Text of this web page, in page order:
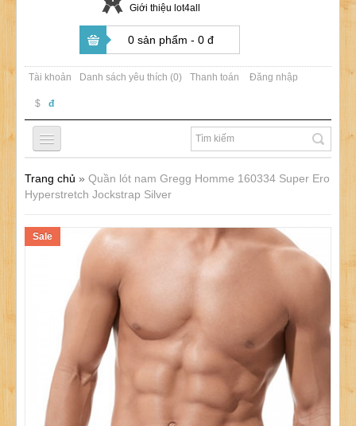
Giới thiệu lot4all
0 sản phẩm - 0 đ
Tài khoản Danh sách yêu thích (0) Thanh toán Đăng nhập
$ đ
QUẦN LÓT NAM
ÁO LÓT NAM
ĐỒ LÓT NỮ
ĐỒ LÓT TRẺ EM
SẢN PHẨM KHÁC
Trang chủ » Quần lót nam Gregg Homme 160334 Super Ero
Hyperstretch Jockstrap Silver
Sale